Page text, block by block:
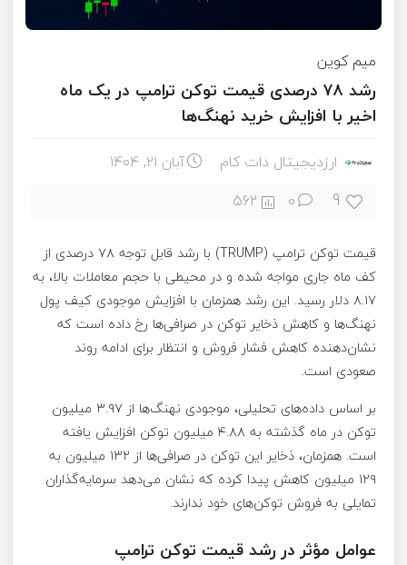
میم کوین‌
رشد ۷۸ درصدی قیمت توکن ترامپ در یک ماه
اخیر با افزایش خرید نهنگ‌ها
ارزدیجیتال دات کام آبان ۲۱, ۱۴۰۴
9
0
562
قیمت توکن ترامپ (TRUMP) با رشد قابل توجه ۷۸ درصدی از
کف ماه جاری مواجه شده و در محیطی با حجم معاملات بالا، به
۸.۱۷ دلار رسید. این رشد همزمان با افزایش موجودی کیف پول
نهنگ‌ها و کاهش ذخایر توکن در صرافی‌ها رخ داده است که
نشان‌دهنده کاهش فشار فروش و انتظار برای ادامه روند
صعودی است.
بر اساس داده‌های تحلیلی، موجودی نهنگ‌ها از ۳.۹۷ میلیون
توکن در ماه گذشته به ۴.۸۸ میلیون توکن افزایش یافته
است. همزمان، ذخایر این توکن در صرافی‌ها از ۱۳۲ میلیون به
۱۲۹ میلیون کاهش پیدا کرده که نشان می‌دهد سرمایه‌گذاران
تمایلی به فروش توکن‌های خود ندارند.
عوامل مؤثر در رشد قیمت توکن ترامپ